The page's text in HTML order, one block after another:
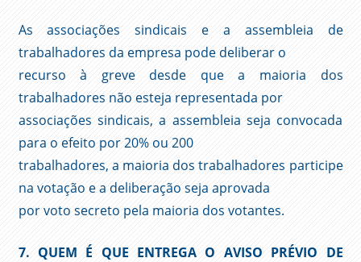
As associações sindicais e a assembleia de
trabalhadores da empresa pode deliberar o
recurso à greve desde que a maioria dos
trabalhadores não esteja representada por
associações sindicais, a assembleia seja convocada
para o efeito por 20% ou 200
trabalhadores, a maioria dos trabalhadores participe
na votação e a deliberação seja aprovada
por voto secreto pela maioria dos votantes.
7. QUEM É QUE ENTREGA O AVISO PRÉVIO DE